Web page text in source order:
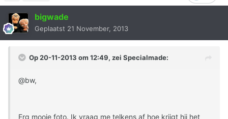
bigwade
Geplaatst 21 November, 2013
Op 20-11-2013 om 12:49, zei Specialmade:
@bw,
Erg mooie foto. Ik vraag me telkens af hoe krijgt hij het